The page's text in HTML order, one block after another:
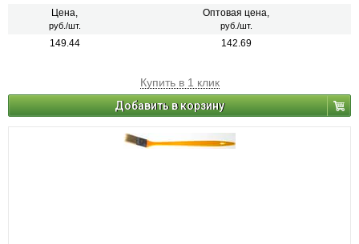
Цена,
руб./шт.
Оптовая цена,
руб./шт.
149.44 142.69
Купить в 1 клик
Добавить в корзину